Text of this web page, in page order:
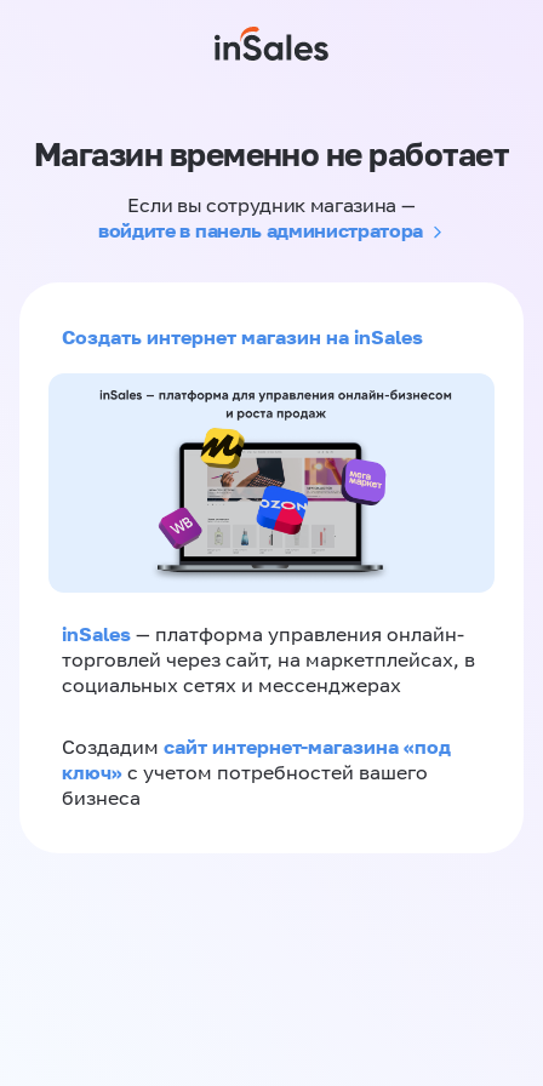
Магазин временно не работает
Если вы сотрудник магазина —
войдите в панель администратора
Создать интернет магазин на inSales
inSales — платформа управления онлайн-
торговлей через сайт, на маркетплейсах, в
социальных сетях и мессенджерах
Создадим сайт интернет-магазина «под
ключ» с учетом потребностей вашего
бизнеса